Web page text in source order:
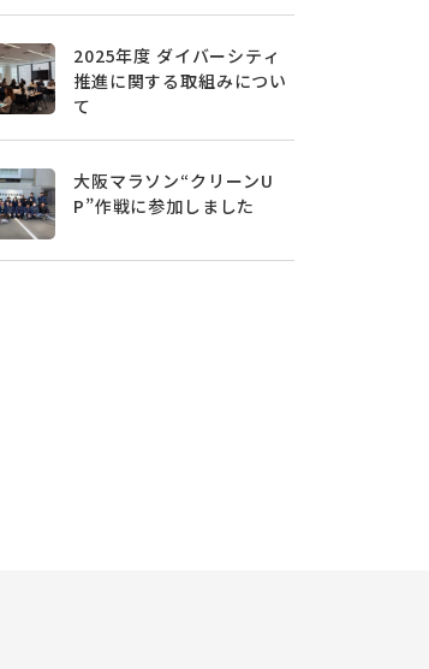
2025年度 ダイバーシティ
推進に関する取組みについ
て
大阪マラソン“クリーンU
P”作戦に参加しました